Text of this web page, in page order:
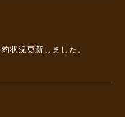
況更新しました。